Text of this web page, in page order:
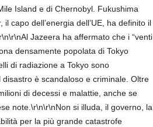
Island e di Chernobyl. Fukushima
capo dell’energia dell’UE, ha definito il
Jazeera ha affermato che i “venti
densamente popolata di Tokyo
di radiazione a Tokyo sono
è scandaloso e criminale. Oltre
di decessi e malattie, anche se
note.\r\n\r\nNon si illuda, il governo, la
per la più grande catastrofe